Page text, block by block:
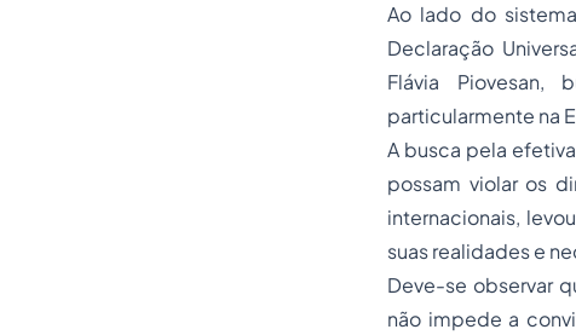
Ao lado do
Declaração
Flávia Piovesan,
particularmente na
A busca pela
possam violar os
internacionais,
suas realidades e
Deve-se observar
não impede a